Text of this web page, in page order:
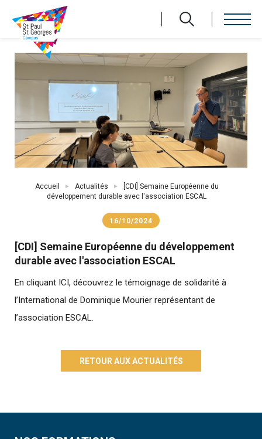
contenu
Accueil Actualités
[CDI] Semaine Européenne du
développement durable avec l'association ESCAL
16/10/2024
[CDI] Semaine Européenne du développement
durable avec l'association ESCAL
En cliquant ICI, découvrez le témoignage de solidarité à
l’International de Dominique Mourier représentant de
l’association ESCAL.
RETOUR AUX ACTUALITÉS